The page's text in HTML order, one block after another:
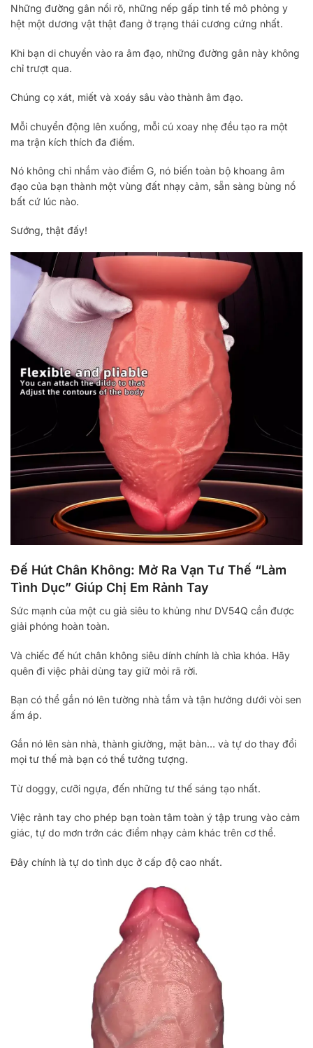
Những đường gân nổi rõ, những nếp gấp tinh tế mô phỏng y
hệt một dương vật thật đang ở trạng thái cương cứng nhất.
Khi bạn di chuyển vào ra âm đạo, những đường gân này không
chỉ trượt qua.
Chúng cọ xát, miết và xoáy sâu vào thành âm đạo.
Mỗi chuyển động lên xuống, mỗi cú xoay nhẹ đều tạo ra một
ma trận kích thích đa điểm.
Nó không chỉ nhắm vào điểm G, nó biến toàn bộ khoang âm
đạo của bạn thành một vùng đất nhạy cảm, sẵn sàng bùng nổ
bất cứ lúc nào.
Sướng, thật đấy!
Đế Hút Chân Không: Mở Ra Vạn Tư Thế “Làm
Tình Dục” Giúp Chị Em Rảnh Tay
Sức mạnh của một cu giả siêu to khủng như DV54Q cần được
giải phóng hoàn toàn.
Và chiếc đế hút chân không siêu dính chính là chìa khóa. Hãy
quên đi việc phải dùng tay giữ mỏi rã rời.
Bạn có thể gắn nó lên tường nhà tắm và tận hưởng dưới vòi sen
ấm áp.
Gắn nó lên sàn nhà, thành giường, mặt bàn… và tự do thay đổi
mọi tư thế mà bạn có thể tưởng tượng.
Từ doggy, cưỡi ngựa, đến những tư thế sáng tạo nhất.
Việc rảnh tay cho phép bạn toàn tâm toàn ý tập trung vào cảm
giác, tự do mơn trớn các điểm nhạy cảm khác trên cơ thể.
Đây chính là tự do tình dục ở cấp độ cao nhất.